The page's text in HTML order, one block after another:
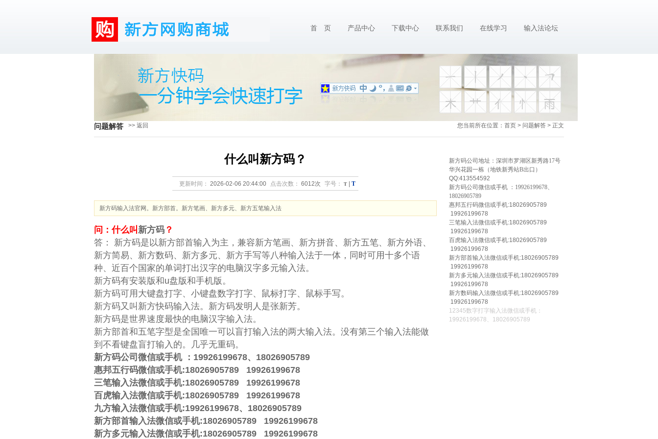
首 页 产品中心 下载中心 联系我们 在线学习 输入法论坛
问题解答 >> 返回 您当前所在位置： 首页 > 问题解答 > 正文
什么叫新方码？
更新时间： 2026-02-06 20:44:00 点击次数： 6012次 字号： T T
新方码输入法官网。新方部首。新方笔画、新方多元、新方五笔输入法
问：什么叫 新方码 ？
答：
新方码是以新方部首输入为主，兼容新方笔画、新方拼音、新方五笔、新方外语、
新方简易、新方数码、新方多元、新方手写等八种输入法于一体，同时可用十多个语
种、近百个国家的单词打出汉字的电脑汉字多元输入法。
新方码有安装版和u盘版和手机版。
新方码可用大键盘打字、小键盘数字打字、鼠标打字、鼠标手写。
新方码又叫新方快码输入法。 新方码发明人是张新芳。
新方码是世界速度最快的电脑汉字输入法。
新方部首和五笔字型是全国唯一可以盲打输入法的两大输入法。没有第三个输入法能做
到不看键盘盲打输入的。几乎无重码。
新方码公司微信或手机 ：19926199678、18026905789
惠邦五行码微信或手机:18026905789 19926199678
三笔输入法微信或手机:18026905789 19926199678
百虎输入法微信或手机:18026905789 19926199678
九方输入法微信或手机:19926199678、18026905789
新方部首输入法微信或手机:18026905789 19926199678
新方多元输入法微信或手机:18026905789 19926199678
新方码公司地址：深圳市罗湖区新秀路17号
华兴花园一栋（地铁新秀站B出口）
QQ:413554592
新方码公司微信或手机 ：19926199678、
18026905789
惠邦五行码微信或手机:18026905789
19926199678
三笔输入法微信或手机:18026905789
19926199678
百虎输入法微信或手机:18026905789
19926199678
新方部首输入法微信或手机:18026905789
19926199678
新方多元输入法微信或手机:18026905789
19926199678
新方数码输入法微信或手机:18026905789
19926199678
12345数字打字输入法微信或手机：
19926199678、18026905789